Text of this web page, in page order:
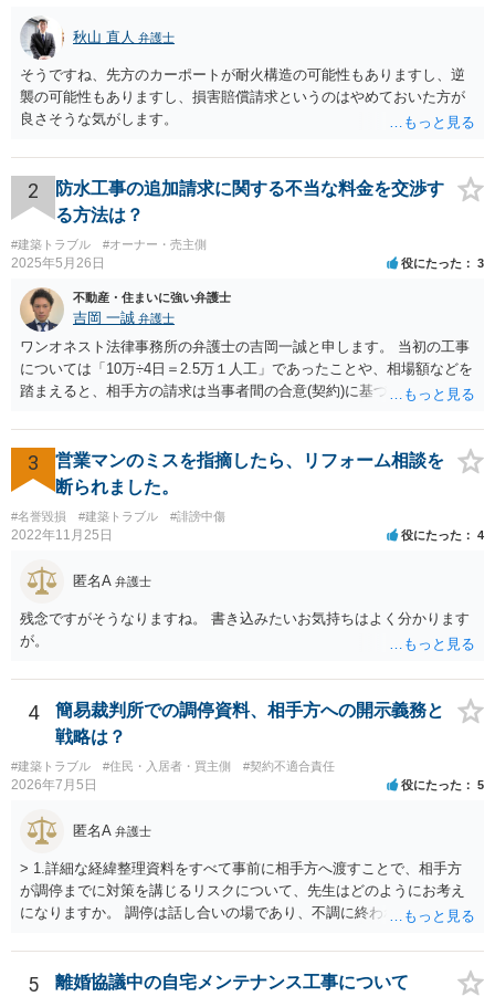
秋山 直人 弁護士
そうですね、先方のカーポートが耐火構造の可能性もありますし、逆
襲の可能性もありますし、損害賠償請求というのはやめておいた方が
良さそうな気がします。
2
防水工事の追加請求に関する不当な料金を交渉す
る方法は？
#建築トラブル #オーナー・売主側
2025年5月26日 役にたった 3
不動産・住まいに強い弁護士
吉岡 一誠 弁護士
ワンオネスト法律事務所の弁護士の吉岡一誠と申します。 当初の工事
については「10万÷4日＝2.5万１人工」であったことや、相場額などを
踏まえると、相手方の請求は当事者間の合意(契約)に基づかない不当な
か支払う意向がない旨を伝えて、減額の交渉をすべきでしょう。 相手
方の立場としても、裁判を起こす時間や労力、経済的コストその他裁
判が終わるまでキャッシュが入ってこないことなどがネックになり得
るでしょうから、減額に応じてくる可能性は大いにあるかと思いま
す。
3
営業マンのミスを指摘したら、リフォーム相談を
断られました。
#名誉毀損 #建築トラブル #誹謗中傷
2022年11月25日 役にたった 4
匿名A 弁護士
残念ですがそうなりますね。 書き込みたいお気持ちはよく分かります
が。
4
簡易裁判所での調停資料、相手方への開示義務と
戦略は？
#建築トラブル #住民・入居者・買主側 #契約不適合責任
2026年7月5日 役にたった 5
匿名A 弁護士
> 1.詳細な経緯整理資料をすべて事前に相手方へ渡すことで、相手方
が調停までに対策を講じるリスクについて、先生はどのようにお考え
になりますか。 調停は話し合いの場であり、不調に終われば訴訟で解
いう姑息な手段は使えませんし、公平かつ納得のできる解決というの
は、当事者と裁判所が同じ主張と証拠関係を踏まえた上で初めて実現
できるものだと考えます。 > 2.また、開示する範囲や内容の見せ方に
5 離婚協議中の自宅メンテナンス工事について